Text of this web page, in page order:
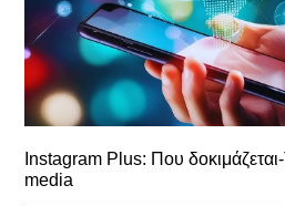
Instagram Plus: Που δοκιμάζεται-
media